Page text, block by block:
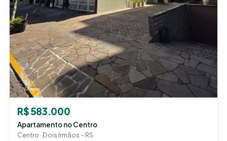
R$ 583.000
Apartamento no Centro
Centro · Dois Irmãos – RS